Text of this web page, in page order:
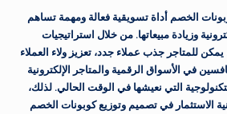
الخصم أداة تسويقية فعالة ومهمة تساهم
وزيادة مبيعاتها. من خلال استراتيجيات
للمتاجر جذب عملاء جدد، تعزيز ولاء العملاء
في الأسواق الرقمية والمتاجر الإلكترونية
التي نعيشها في الوقت الحالي. لذلك،
الاستثمار في تصميم وتوزيع كوبونات الخصم